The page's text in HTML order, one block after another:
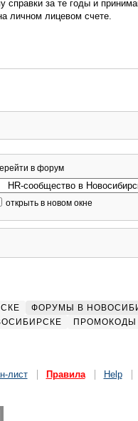
справки за те годы и
личном лицевом счете.
в форум
открыть в новом окне
ФОРУМЫ В
ПРОМОКОДЫ
лист Правила Help